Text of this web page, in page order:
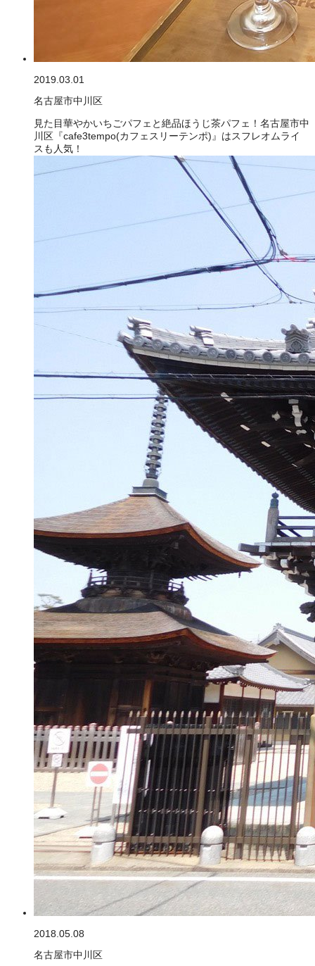
2019.03.01
名古屋市中川区
見た目華やかいちごパフェと絶品ほうじ茶パフェ！名古屋市中
川区『cafe3tempo(カフェスリーテンポ)』はスフレオムライ
スも人気！
2018.05.08
名古屋市中川区